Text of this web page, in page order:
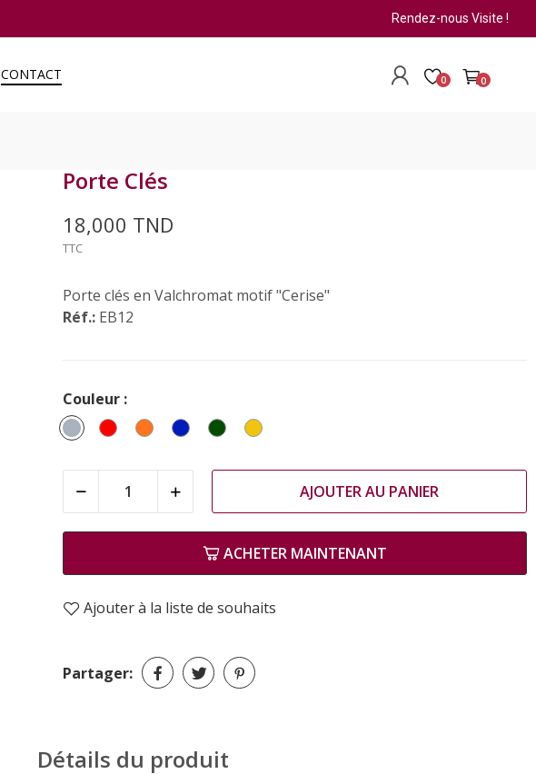
Rendez-nous Visite !
CONTACT 0 0
Porte Clés
18,000 TND
TTC
Porte clés en Valchromat motif "Cerise"
Réf.: EB12
Couleur :
Gris RougeOrangeBleu Vert Jaune
AJOUTER AU PANIER
ACHETER MAINTENANT
Ajouter à la liste de souhaits
Partager:
Détails du produit